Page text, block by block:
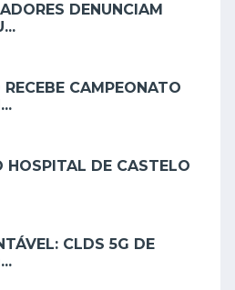
DENUNCIAM
CAMPEONATO
DE CASTELO
CLDS 5G DE